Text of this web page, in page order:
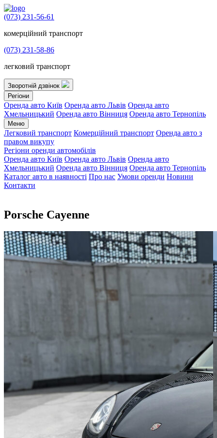
(073) 231-56-61
комерційний транспорт
(073) 231-58-86
легковий транспорт
Зворотній дзвінок
Регіони
Оренда авто Київ Оренда авто Львів Оренда авто
Хмельницький Оренда авто Вінниця Оренда авто Тернопіль
Меню
Легковий транспорт Комерційний транспорт Оренда авто з
правом викупу
Регіони оренди автомобілів
Оренда авто Київ Оренда авто Львів Оренда авто
Хмельницький Оренда авто Вінниця Оренда авто Тернопіль
Каталог авто в наявності Про нас Умови оренди Новини
Контакти
Porsche Cayenne